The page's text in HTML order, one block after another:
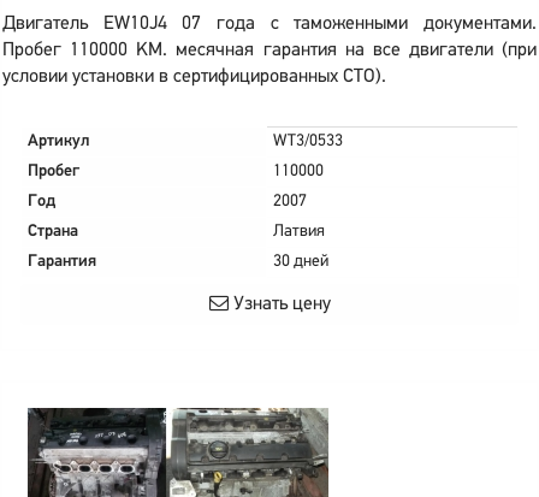
Двигатель EW10J4 07 года с таможенными документами.
Пробег 110000 KM. месячная гарантия на все двигатели (при
условии установки в сертифицированных СТО).
Артикул
WT3/0533
Пробег
110000
Год
2007
Страна
Латвия
Гарантия
30 дней
Узнать цену